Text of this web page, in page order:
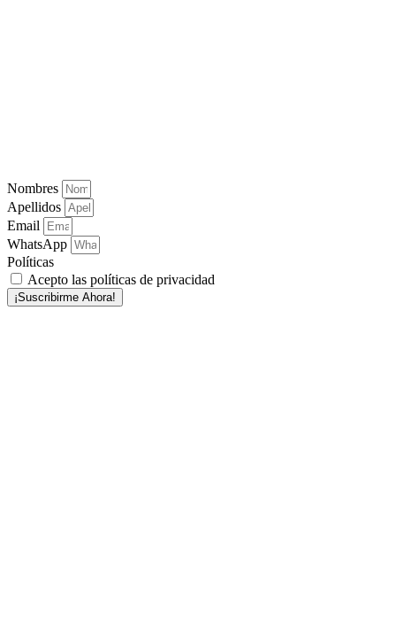
Nombres
Apellidos
Email
WhatsApp
Políticas
Acepto las políticas de privacidad
¡Suscribirme Ahora!